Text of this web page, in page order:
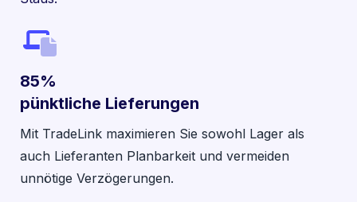
85%
pünktliche Lieferungen
Mit TradeLink maximieren Sie sowohl Lager als
auch Lieferanten Planbarkeit und vermeiden
unnötige Verzögerungen.